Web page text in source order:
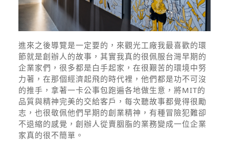
進來之後導覽是一定要的，來觀光工廠我最喜歡的環
節就是創辦人的故事，其實我真的很佩服台灣早期的
企業家們，很多都是白手起家，在很艱苦的環境中努
力著，在那個經濟起飛的時代裡，他們都是功不可沒
的推手，拿著一卡公事包跑遍各地做生意，將MIT的
品質與精神完美的交給客戶，每次聽故事都覺得很勵
志，也很敬佩他們早期的創業精神，有種冒險犯難卻
不退縮的感覺，創辦人從賣胭脂的業務變成一位企業
家真的很不簡單。